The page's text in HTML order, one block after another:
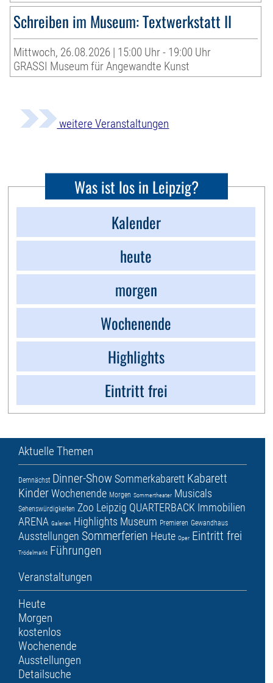
Schreiben im Museum: Textwerkstatt II
Mittwoch, 26.08.2026 | 15:00 Uhr - 19:00 Uhr
GRASSI Museum für Angewandte Kunst
weitere Veranstaltungen
Was ist los in Leipzig?
Kalender
heute
morgen
Wochenende
Highlights
Eintritt frei
Aktuelle Themen
Demnächst Dinner-ShowSommerkabarett Kabarett
KinderWochenende Morgen Sommertheater Musicals
Sehenswürdigkeiten Zoo Leipzig QUARTERBACK Immobilien
ARENA Galerien Highlights Museum Premieren Gewandhaus
Ausstellungen Sommerferien Heute Oper Eintritt frei
Trödelmarkt Führungen
Veranstaltungen
Heute
Morgen
kostenlos
Wochenende
Ausstellungen
Detailsuche